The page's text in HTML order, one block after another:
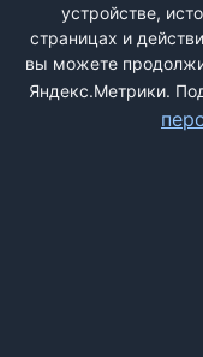
0
Кто пострадал от
ростов на дону ...
устройстве,
страницах и
вы можете
Яндекс.Метрики.